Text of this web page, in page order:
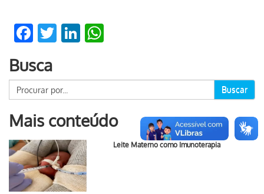
Facebook
TwitterLinkedIn
Busca
Buscar
Mais conteúdo
Leite Materno como Imunoterapia